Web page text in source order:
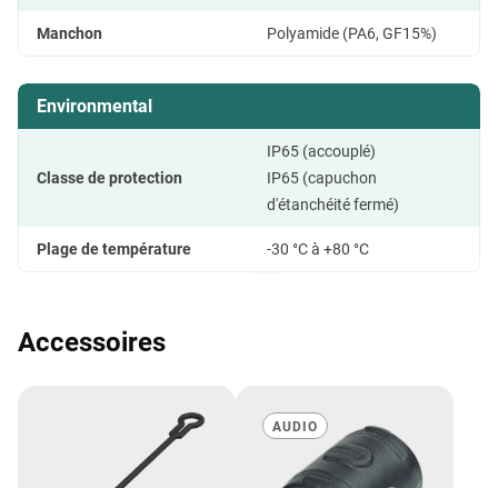
Manchon Polyamide (PA6, GF15%)
Environmental
Classe de protection
IP65 (accouplé)
IP65 (capuchon
d'étanchéité fermé)
Plage de température -30 °C à +80 °C
Accessoires
AUDIO